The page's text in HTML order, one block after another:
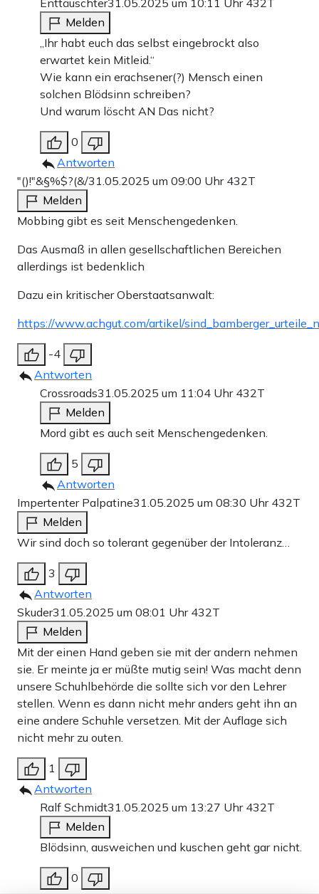
Melden
„Ihr habt euch das selbst eingebrockt also
erwartet kein Mitleid.“
Wie kann ein erachsener(?) Mensch einen
solchen Blödsinn schreiben?
Und warum löscht AN Das nicht?
0
Antworten
"()!"&§%$?(&/31.05.2025 um 09:00 Uhr 432T
Melden
Mobbing gibt es seit Menschengedenken.
Das Ausmaß in allen gesellschaftlichen Bereichen
allerdings ist bedenklich
Dazu ein kritischer Oberstaatsanwalt:
https://www.achgut.com/artikel/
-4
Antworten
Crossroads31.05.2025 um 11:04 Uhr 432T
Melden
Mord gibt es auch seit Menschengedenken.
5
Antworten
Impertenter Palpatine31.05.2025 um 08:30 Uhr 432T
Melden
Wir sind doch so tolerant gegenüber der Intoleranz…
3
Antworten
Skuder31.05.2025 um 08:01 Uhr 432T
Melden
Mit der einen Hand geben sie mit der andern nehmen
sie. Er meinte ja er müßte mutig sein! Was macht denn
unsere Schuhlbehörde die sollte sich vor den Lehrer
stellen. Wenn es dann nicht mehr anders geht ihn an
eine andere Schuhle versetzen. Mit der Auflage sich
nicht mehr zu outen.
1
Antworten
Ralf Schmidt31.05.2025 um 13:27 Uhr 432T
Melden
Blödsinn, ausweichen und kuschen geht gar nicht.
0